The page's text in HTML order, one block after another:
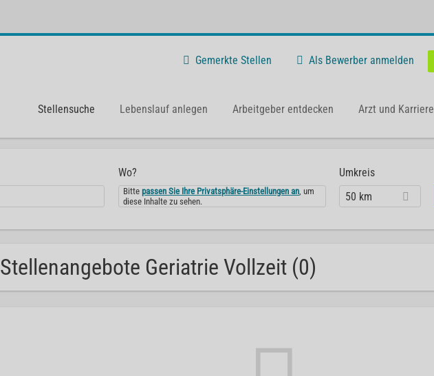
Gemerkte Stellen Als Bewerber anmelden
Stellensuche Lebenslauf anlegen Arbeitgeber entdecken Arzt und Karriere
Wo?
Bittepassen Sie Ihre Privatsphäre-Einstellungen an, um
diese Inhalte zu sehen.
Umkreis
50 km
Stellenangebote Geriatrie Vollzeit (0)